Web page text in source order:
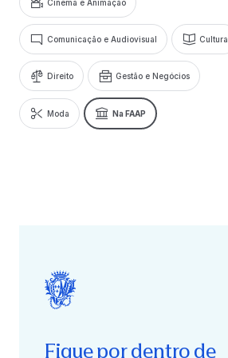
Cinema e Animação
Comunicação e Audiovisual Cultura
Direito Gestão e Negócios
Moda Na FAAP
Fique por dentro de